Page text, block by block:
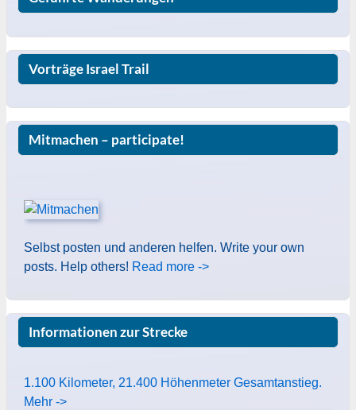
Vorträge Israel Trail
Mitmachen – participate!
Selbst posten und anderen helfen. Write your own
posts. Help others! Read more ->
Informationen zur Strecke
1.100 Kilometer, 21.400 Höhenmeter Gesamtanstieg.
Mehr ->